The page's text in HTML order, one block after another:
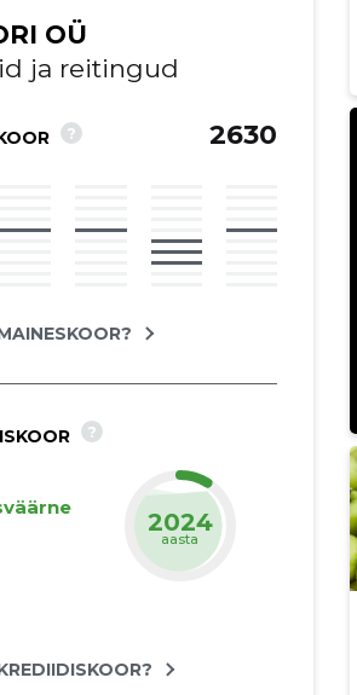
OÜ
ja reitingud
? 2630
?
2024
aasta